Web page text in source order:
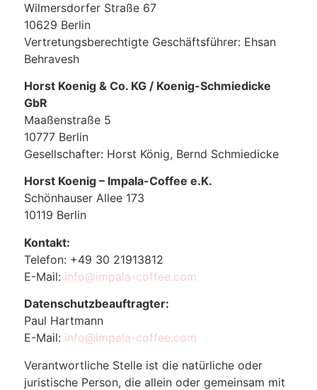
Wilmersdorfer Straße 67
10629 Berlin
Vertretungsberechtigte Geschäftsführer: Ehsan
Behravesh
Horst Koenig & Co. KG / Koenig-Schmiedicke
GbR
Maaßenstraße 5
10777 Berlin
Gesellschafter: Horst König, Bernd Schmiedicke
Horst Koenig – Impala-Coffee e.K.
Schönhauser Allee 173
10119 Berlin
Kontakt:
Telefon: +49 30 21913812
E-Mail: info@impala-coffee.com
Datenschutzbeauftragter:
Paul Hartmann
E-Mail: info@impala-coffee.com
Verantwortliche Stelle ist die natürliche oder
juristische Person, die allein oder gemeinsam mit